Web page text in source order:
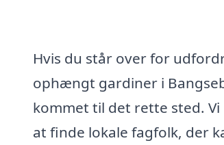
Hvis du står over for
ophængt gardiner i
kommet til det rette sted.
at finde lokale fagfolk, der